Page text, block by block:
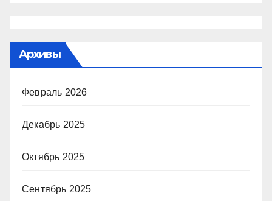
Архивы
Февраль 2026
Декабрь 2025
Октябрь 2025
Сентябрь 2025